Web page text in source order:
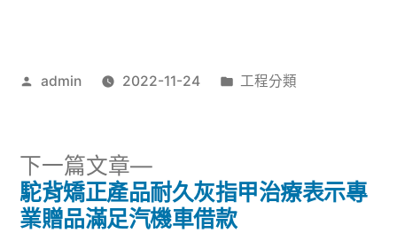
作
admin 2022-11-24
分
工程分類
文
下一篇文章
下
一
篇
駝背矯正產品耐久灰指甲治療表示專
業贈品滿足汽機車借款